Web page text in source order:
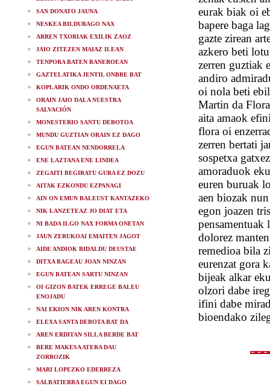
SAN DONATO JAUNA
NESKEA BILDURAGO NAX
ARREN TXORIAK EXILIK ZAOZ
JAIO ZITEZEN MAIAZ ILEAN
TENPORA BATEN BANEROEAN
GAZTELATIKA JENTIL ONBRE BAT
KOPLARIK ONDO ORDENAETA
ORAIN JAIO DALA NUESTRA
SALVACIÓN
MONESTERIO SANTU DEBOTOA
MUNDU GUZTIAN ORAIN EZ DAGO
EGUN BATEAN NENDORRELA
ENE LAZTANA ENE LINDEA
ZEGAITI BEGIRATU GURA EZ DOZU
AITAK EZKONDU EZPANAGI
AIN ON EMUN BALEUST KANTAZEKO
NIK LANZETEAZ JO DIAT ETA
NI BADA ILGO NAX FORMA ONETAN
JAUN ZERUKOAI EMAITEN JAGOT
AIDE ANDIOK BIDALDU DEUSTAE
DITXA BAGEAU JOAN NINZAN
EGUN BATEAN SARTU NINZAN
OI GIZON BATEK ERREGE BALEU
ENOJADU
NAI EKION NIK AREN KONTRA
ELEXA SANTA DEBOTA BAT DA
AREN ERDITAN SILLA BERDE BAT
BERE MAKESA ATERA DAU
ZORROZIK
MARI LOPEZKO EDERREZA
SALBATIERRA EGUN EI DAGO
eurak biak oi
bapere baga
gazte zirean
azkero beti
zerren guztiak
andiro
oi nola beti
Martin da
aita amaok
flora oi
zerren bertati
sospetxa
amoraduok
euren buruak
aen biozak
egon joazen
pensamentuak
dolorez
remedioa bila
eurenzat gora
bijeak alkar
olzori dabe
ifini dabe
bioendako